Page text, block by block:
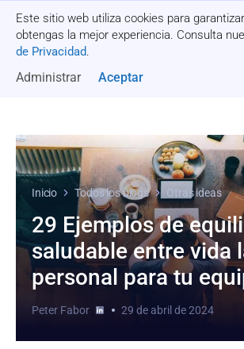
Este sitio web utiliza cookies para
obtengas la mejor experiencia. Consulta
de Privacidad.
Administrar Aceptar
Recibe una
Inicio Todos los blogs Otras ideas
29 Ejemplos de
saludable entre vida
personal para tu
Peter Fabor 29 de abril de 2024